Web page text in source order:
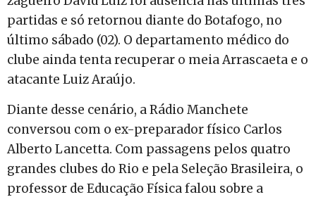
partidas e só retornou diante do Botafogo, no
último sábado (02). O departamento médico do
clube ainda tenta recuperar o meia Arrascaeta e o
atacante Luiz Araújo.
Diante desse cenário, a Rádio Manchete
conversou com o ex-preparador físico Carlos
Alberto Lancetta. Com passagens pelos quatro
grandes clubes do Rio e pela Seleção Brasileira, o
professor de Educação Física falou sobre a